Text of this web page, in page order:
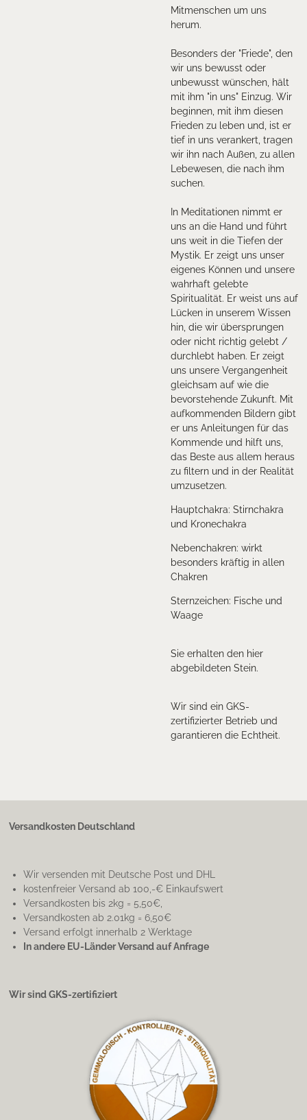
Mitmenschen um uns
herum.
Besonders der "Friede", den
wir uns bewusst oder
unbewusst wünschen, hält
mit ihm "in uns" Einzug. Wir
beginnen, mit ihm diesen
Frieden zu leben und, ist er
tief in uns verankert, tragen
wir ihn nach Außen, zu allen
Lebewesen, die nach ihm
suchen.
In Meditationen nimmt er
uns an die Hand und führt
uns weit in die Tiefen der
Mystik. Er zeigt uns unser
eigenes Können und unsere
wahrhaft gelebte
Spiritualität. Er weist uns auf
Lücken in unserem Wissen
hin, die wir übersprungen
oder nicht richtig gelebt /
durchlebt haben. Er zeigt
uns unsere Vergangenheit
gleichsam auf wie die
bevorstehende Zukunft. Mit
aufkommenden Bildern gibt
er uns Anleitungen für das
Kommende und hilft uns,
das Beste aus allem heraus
zu filtern und in der Realität
umzusetzen.
Hauptchakra: Stirnchakra
und Kronechakra
Nebenchakren: wirkt
besonders kräftig in allen
Chakren
Sternzeichen: Fische und
Waage
Sie erhalten den hier
abgebildeten Stein.
Wir sind ein GKS-
zertifizierter Betrieb und
garantieren die Echtheit.
Versandkosten Deutschland
Wir versenden mit Deutsche Post und DHL
kostenfreier Versand ab 100,-€ Einkaufswert
Versandkosten bis 2kg = 5,50€,
Versandkosten ab 2.01kg = 6,50€
Versand erfolgt innerhalb 2 Werktage
In andere EU-Länder Versand auf Anfrage
Wir sind GKS-zertifiziert